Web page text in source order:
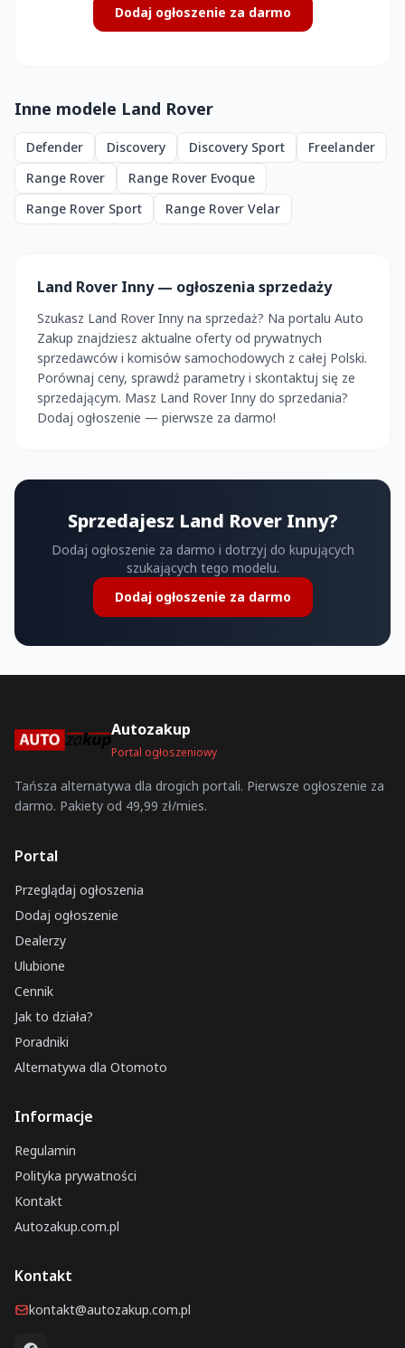
Dodaj ogłoszenie za darmo
Inne modele Land Rover
Defender Discovery Discovery Sport
Freelander
Range Rover
Range Rover Evoque
Range Rover Sport
Range Rover Velar
Land Rover Inny — ogłoszenia sprzedaży
Szukasz Land Rover Inny na sprzedaż? Na portalu Auto
Zakup znajdziesz aktualne oferty od prywatnych
sprzedawców i komisów samochodowych z całej Polski.
Porównaj ceny, sprawdź parametry i skontaktuj się ze
sprzedającym. Masz Land Rover Inny do sprzedania?
Dodaj ogłoszenie — pierwsze za darmo!
Sprzedajesz Land Rover Inny?
Dodaj ogłoszenie za darmo i dotrzyj do kupujących
szukających tego modelu.
Dodaj ogłoszenie za darmo
Autozakup
Portal ogłoszeniowy
Tańsza alternatywa dla drogich portali. Pierwsze ogłoszenie za
darmo. Pakiety od 49,99 zł/mies.
Portal
Przeglądaj ogłoszenia
Dodaj ogłoszenie
Dealerzy
Ulubione
Cennik
Jak to działa?
Poradniki
Alternatywa dla Otomoto
Informacje
Regulamin
Polityka prywatności
Kontakt
Autozakup.com.pl
Kontakt
kontakt@autozakup.com.pl